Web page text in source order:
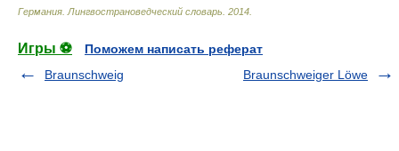
Германия. Лингвострановедческий словарь 2014
Игры ⚽
Поможем написать реферат
Braunschweig
Braunschweiger Löwe